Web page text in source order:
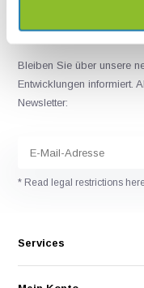
Bleiben Sie über unsere
Entwicklungen informiert.
Newsletter:
* Read legal restrictions
Services